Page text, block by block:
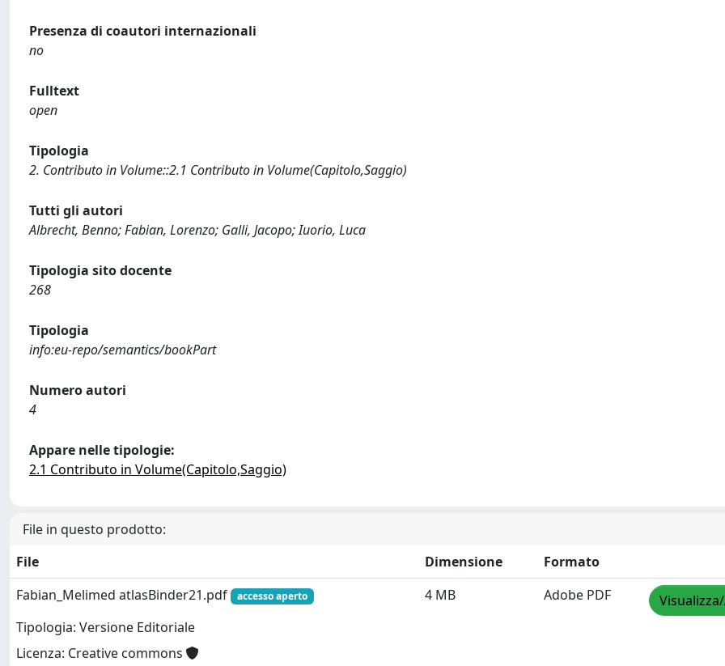
Presenza di coautori internazionali
no
Fulltext
open
Tipologia
2. Contributo in Volume::2.1 Contributo in Volume(Capitolo,Saggio)
Tutti gli autori
Albrecht, Benno; Fabian, Lorenzo; Galli, Jacopo; Iuorio, Luca
Tipologia sito docente
268
Tipologia
info:eu-repo/semantics/bookPart
Numero autori
4
Appare nelle tipologie:
2.1 Contributo in Volume(Capitolo,Saggio)
File in questo prodotto:
File
Dimensione
Formato
Fabian_Melimed atlasBinder21.pdf
accesso aperto
Tipologia: Versione Editoriale
Licenza: Creative commons
4 MB Adobe PDF